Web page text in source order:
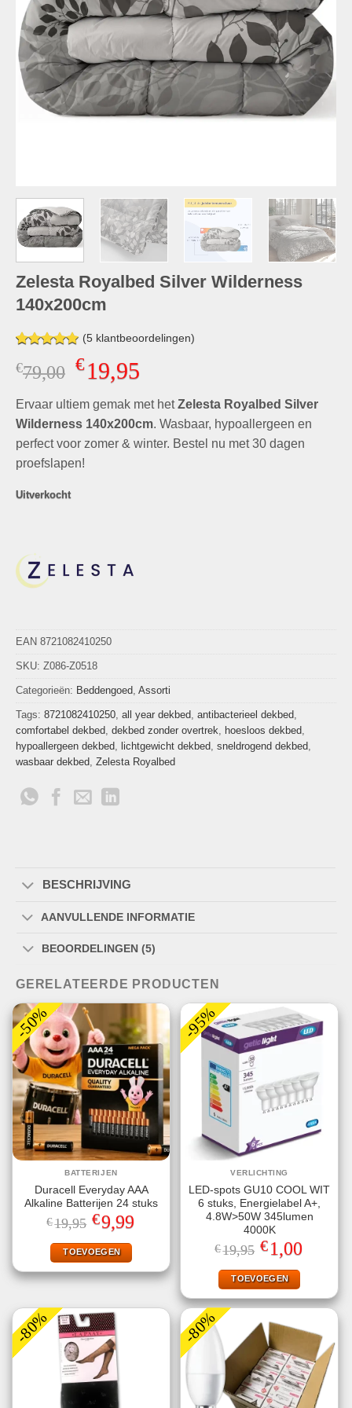
Zelesta Royalbed Silver Wilderness
140x200cm
Gewaardeerd
5.00op 5
gebaseerd
waarderingen
(5klantbeoordelingen)
€79,00 Oorspronkelijke
was:
€79,00.
€19,95Huidige
is:
€19,95.
Ervaar ultiem gemak met hetZelesta Royalbed Silver
Wilderness 140x200cm. Wasbaar, hypoallergeen en
perfect voor zomer & winter. Bestel nu met 30 dagen
proefslapen!
Uitverkocht
EAN 8721082410250
SKU: Z086-Z0518
Categorieën: Beddengoed, Assorti
Tags: 8721082410250, all year dekbed, antibacterieel dekbed,
comfortabel dekbed, dekbed zonder overtrek, hoesloos dekbed,
hypoallergeen dekbed, lichtgewicht dekbed, sneldrogend dekbed,
wasbaar dekbed, Zelesta Royalbed
BESCHRIJVING
AANVULLENDE INFORMATIE
BEOORDELINGEN (5)
GERELATEERDE PRODUCTEN
-50%
BATTERIJEN
Duracell Everyday AAA
Alkaline Batterijen 24 stuks
€19,95 Oorspronkelijke
prijs
was:
€19,95.
€9,99Huidige
prijs
TOEVOEGEN
-95%
VERLICHTING
LED-spots GU10 COOL WIT
6 stuks, Energielabel A+,
4.8W>50W 345lumen
4000K
€19,95 Oorspronkelijke
prijs
was:
€19,95.
€1,00Huidige
prijs
TOEVOEGEN
-80% -80%